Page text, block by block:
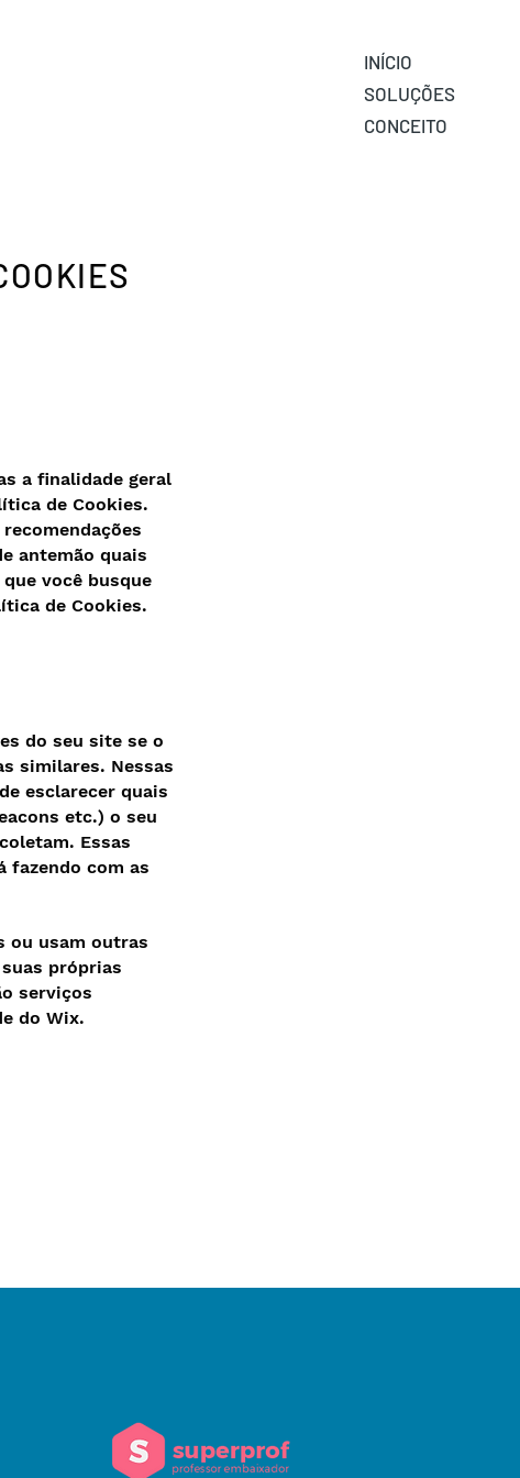
INÍCIO
SOLUÇÕES
CONCEITO
a finalidade geral
de Cookies.
antemão quais
você busque
de Cookies.
do seu site se o
similares. Nessas
esclarecer quais
etc.) o seu
Essas
fazendo com as
ou usam outras
próprias
serviços
do Wix.